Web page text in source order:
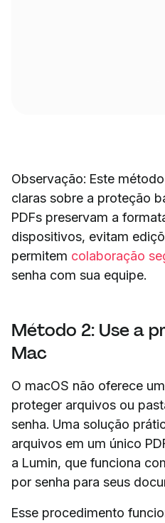
Observação: Este
claras sobre a proteção
PDFs preservam a
dispositivos, evitam
permitem colaboração
senha com sua equipe.
Método 2: Use a
Mac
O macOS não oferece
proteger arquivos ou
senha. Uma solução
arquivos em um único
a Lumin, que funciona
por senha para seus
Esse procedimento